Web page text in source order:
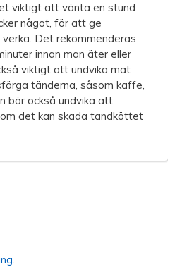
viktigt att vänta en stund
något, för att ge
Det rekommenderas
innan man äter eller
viktigt att undvika mat
tänderna, såsom kaffe,
bör också undvika att
det kan skada tandköttet
.